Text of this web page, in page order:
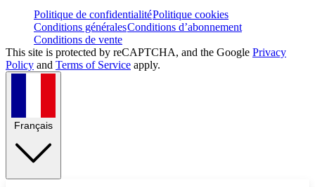
Politique de confidentialitéPolitique cookies
Conditions généralesConditions d’abonnement
Conditions de vente
This site is protected by reCAPTCHA, and the Google Privacy
Policy and Terms of Service apply.
Français